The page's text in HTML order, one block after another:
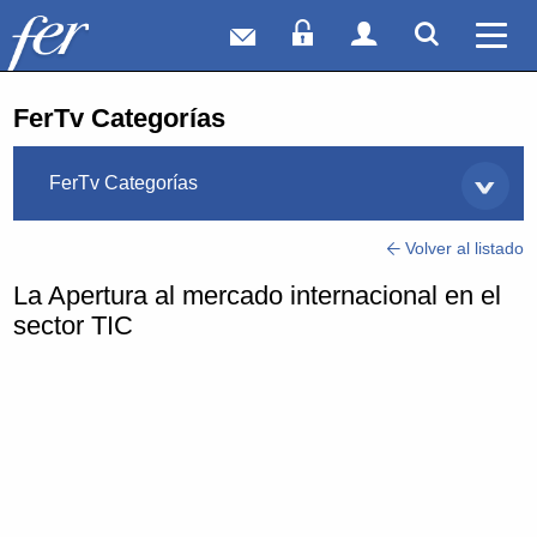
Correo webAcceso Socios
Acceso
FerTv Categorías
FerTv Categorías
Volver al listado
La Apertura al mercado internacional en el
sector TIC